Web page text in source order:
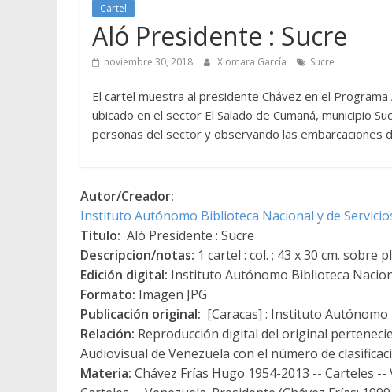
Cartel
Aló Presidente : Sucre
noviembre 30, 2018 Xiomara García Sucre
El cartel muestra al presidente Chávez en el
ubicado en el sector El Salado de Cumaná, municipio
personas del sector y observando las embarcaciones
Autor/Creador:
Instituto Autónomo Biblioteca Nacional y de
Título: Aló Presidente : Sucre
Descripcion/notas: 1 cartel : col. ; 43 x 30 cm. sobre
Edición digital: Instituto Autónomo Biblioteca
Formato: Imagen JPG
Publicación original: [Caracas] : Instituto Autónomo
Relación: Reproducción digital del original
Audiovisual de Venezuela con el número de
Materia: Chávez Frías Hugo 1954-2013 -- Carteles